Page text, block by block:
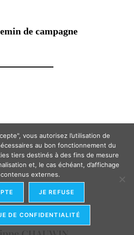
de campagne
vous autorisez l’utilisation de
au bon fonctionnement du
tiers destinés à des fins de mesure
et, le cas échéant, d’affichage
externes.
JE REFUSE
DE CONFIDENTIALITÉ